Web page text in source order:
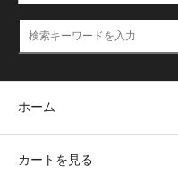
ホーム
カートを見る